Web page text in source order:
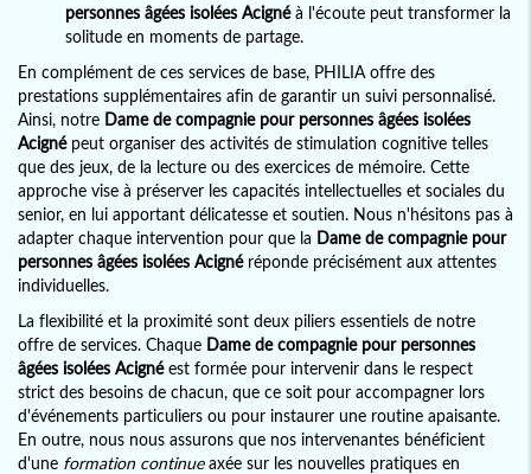
personnes âgées isolées Acignéà l'écoute peut transformer la
solitude en moments de partage.
En complément de ces services de base, PHILIA offre des
prestations supplémentaires afin de garantir un suivi personnalisé.
Ainsi, notre Dame de compagnie pour personnes âgées isolées
Acignépeut organiser des activités de stimulation cognitive telles
que des jeux, de la lecture ou des exercices de mémoire. Cette
approche vise à préserver les capacités intellectuelles et sociales du
senior, en lui apportant délicatesse et soutien. Nous n'hésitons pas à
adapter chaque intervention pour que la Dame de compagnie pour
personnes âgées isolées Acignéréponde précisément aux attentes
individuelles.
La flexibilité et la proximité sont deux piliers essentiels de notre
offre de services. Chaque Dame de compagnie pour personnes
âgées isolées Acignéest formée pour intervenir dans le respect
strict des besoins de chacun, que ce soit pour accompagner lors
d'événements particuliers ou pour instaurer une routine apaisante.
En outre, nous nous assurons que nos intervenantes bénéficient
d'une formation continueaxée sur les nouvelles pratiques en